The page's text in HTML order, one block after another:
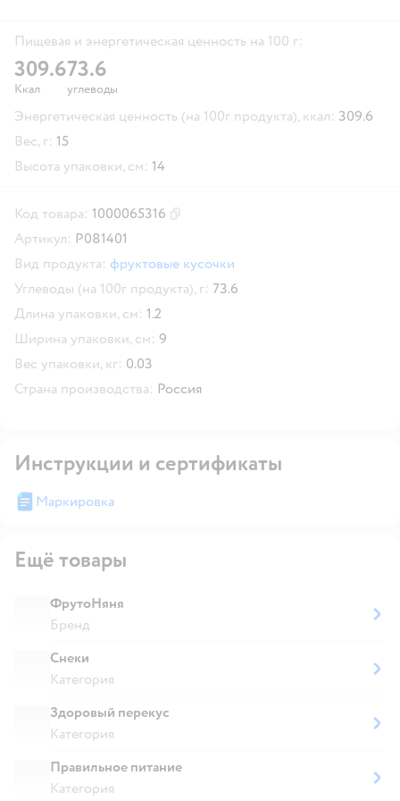
Пищевая и энергетическая ценность на 100 г:
309.6
Ккал
73.6
углеводы
Энергетическая ценность (на 100г продукта), ккал: 309.6
Вес, г: 15
Высота упаковки, см: 14
Код товара: 1000065316
Артикул: P081401
Вид продукта: фруктовые кусочки
Углеводы (на 100г продукта), г: 73.6
Длина упаковки, см: 1.2
Ширина упаковки, см: 9
Вес упаковки, кг: 0.03
Страна производства: Россия
Инструкции и сертификаты
Маркировка
Ещё товары
ФрутоНяня
Бренд
Снеки
Категория
Здоровый перекус
Категория
Правильное питание
Категория